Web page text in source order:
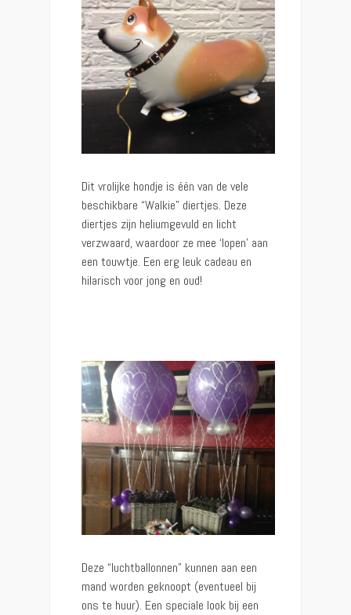
Dit vrolijke hondje is één van de vele
beschikbare “Walkie” diertjes. Deze
diertjes zijn heliumgevuld en licht
verzwaard, waardoor ze mee ‘lopen’ aan
een touwtje. Een erg leuk cadeau en
hilarisch voor jong en oud!
Deze “luchtballonnen” kunnen aan een
mand worden geknoopt (eventueel bij
ons te huur). Een speciale look bij een